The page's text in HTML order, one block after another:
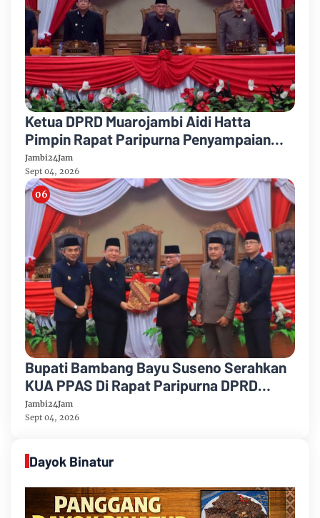
Ketua DPRD Muarojambi Aidi Hatta
Pimpin Rapat Paripurna Penyampaian
Rancangan Perubahan KUA-PPAS Tahun
Anggaran 2026
Jambi24Jam
Sept 04, 2026
Bupati Bambang Bayu Suseno Serahkan
KUA PPAS Di Rapat Paripurna DPRD
Muarojambi
Jambi24Jam
Sept 04, 2026
Dayok Binatur